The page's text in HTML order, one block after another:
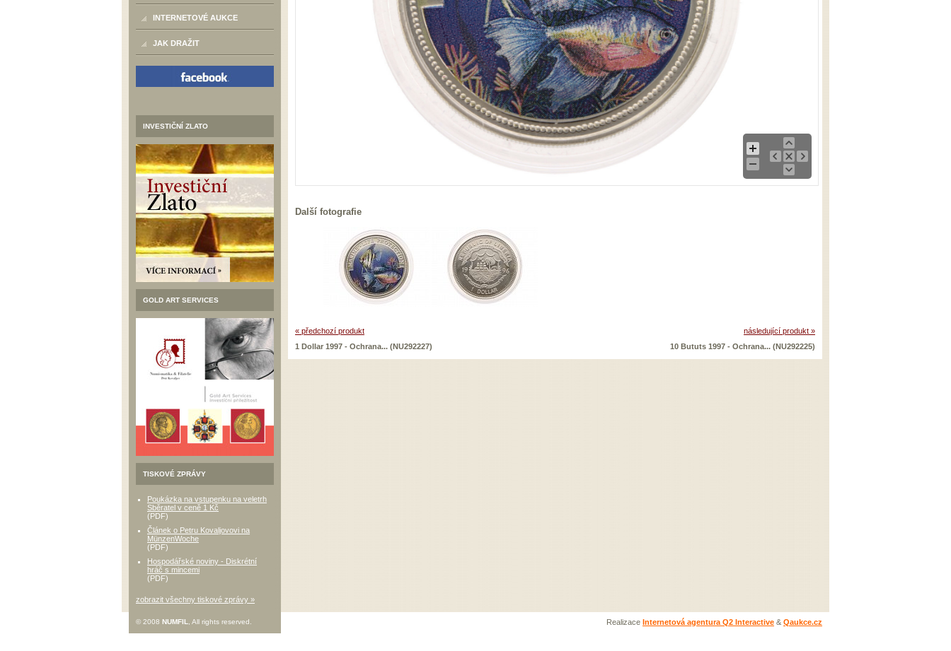
INTERNETOVÉ AUKCE
JAK DRAŽIT
INVESTIČNÍ ZLATO
GOLD ART SERVICES
TISKOVÉ ZPRÁVY
Poukázka na vstupenku na veletrh
Sběratel v ceně 1 Kč
(PDF)
Článek o Petru Kovaljovovi na
MünzenWoche
(PDF)
Hospodářské noviny - Diskrétní
hráč s mincemi
(PDF)
zobrazit všechny tiskové zprávy »
Další fotografie
« předchozí produkt
1 Dollar 1997 - Ochrana... (NU292227)
následující produkt »
10 Bututs 1997 - Ochrana... (NU292225)
© 2008 NUMFIL , All rights reserved. Realizace Internetová agentura Q2 Interactive & Qaukce.cz